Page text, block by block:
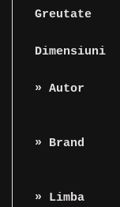
Greutate
Dimensiuni
» Autor
» Brand
» Limba